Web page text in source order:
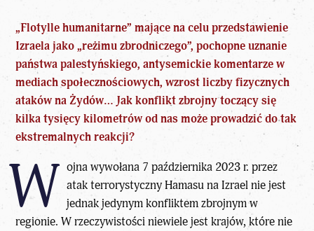
„Flotylle humanitarne” mające na celu przedstawienie
Izraela jako „reżimu zbrodniczego”, pochopne uznanie
państwa palestyńskiego, antysemickie komentarze w
mediach społecznościowych, wzrost liczby fizycznych
ataków na Żydów… Jak konflikt zbrojny toczący się
kilka tysięcy kilometrów od nas może prowadzić do tak
ekstremalnych reakcji?
W ojna wywołana 7 października 2023 r. przez
atak terrorystyczny Hamasu na Izrael nie jest
jednak jedynym konfliktem zbrojnym w
regionie. W rzeczywistości niewiele jest krajów, które nie